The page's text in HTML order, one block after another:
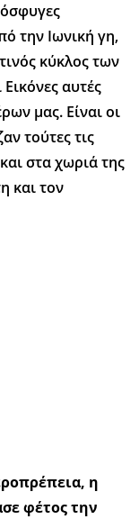
την Ιωνική γη,
κύκλος των
αυτές
μας. Είναι οι
τούτες τις
στα χωριά της
και τον
η
φέτος την